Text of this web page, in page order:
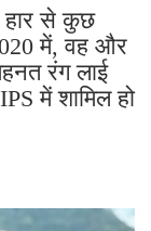
हार से कुछ
में, वह और
रंग लाई
में शामिल हो